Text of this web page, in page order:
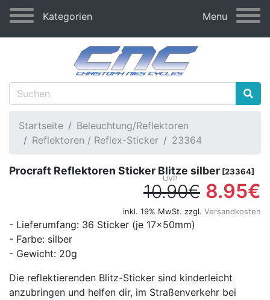
Kategorien Menu
Startseite
Beleuchtung/Reflektoren
Reflektoren / Reflex-Sticker
23364
Procraft Reflektoren Sticker Blitze silber [23364]
10.90€ 8.95€
inkl. 19% MwSt. zzgl. Versandkosten
- Lieferumfang: 36 Sticker (je 17x50mm)
- Farbe: silber
- Gewicht: 20g
Die reflektierenden Blitz-Sticker sind kinderleicht
anzubringen und helfen dir, im Straßenverkehr bei